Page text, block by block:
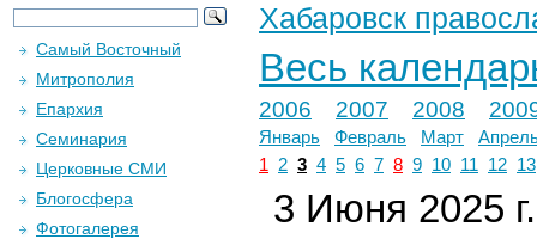
Хабаровск
Весь
2006 2007 2008
Январь Февраль Март
1
2 3 4 5 6 7 8 9 10 11 12 13
3 Июня 2025 г.
Самый Восточный
Митрополия
Епархия
Семинария
Церковные СМИ
Блогосфера
Фотогалерея